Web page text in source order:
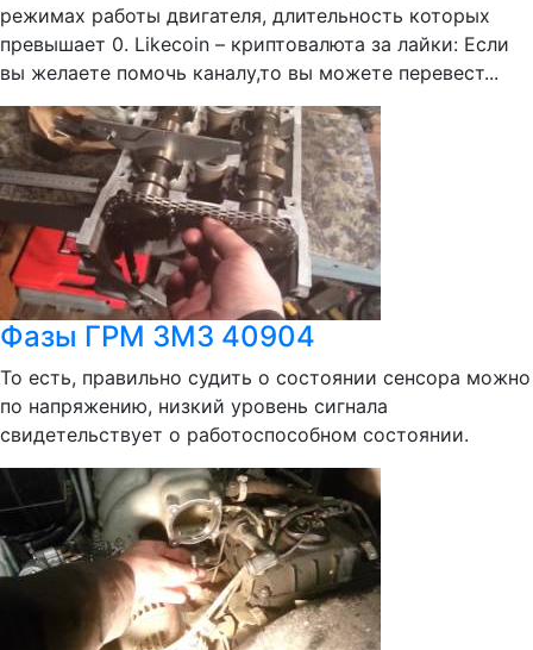
режимах работы двигателя, длительность которых
превышает 0. Likecoin – криптовалюта за лайки: Если
вы желаете помочь каналу,то вы можете перевест...
Фазы ГРМ ЗМЗ 40904
То есть, правильно судить о состоянии сенсора можно
по напряжению, низкий уровень сигнала
свидетельствует о работоспособном состоянии.